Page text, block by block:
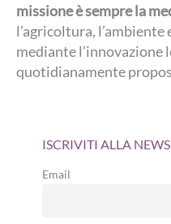
missione è sempre la
l’agricoltura,
mediante l’innovazione
quotidianamente
ISCRIVITI ALLA
Email